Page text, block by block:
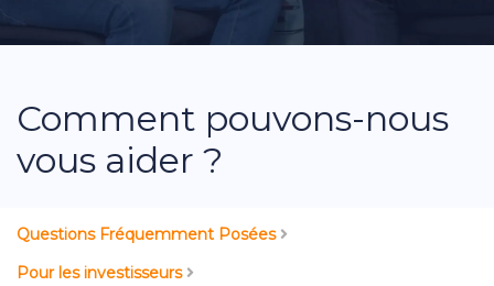
Comment pouvons-nous
vous aider ?
Questions Fréquemment Posées
Pour les investisseurs